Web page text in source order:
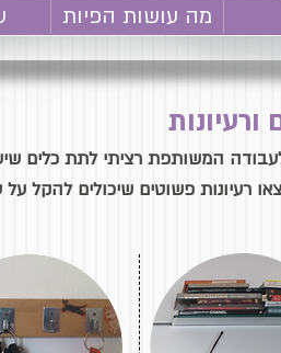
מה עושות הפיות
ורעיונות
המשותפת רציתי לתת כלים
רעיונות פשוטים שיכולים להקל